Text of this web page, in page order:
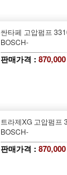
싼타페 고압펌프
BOSCH-
판매가격 :
트라제XG 고압펌
BOSCH-
판매가격 :